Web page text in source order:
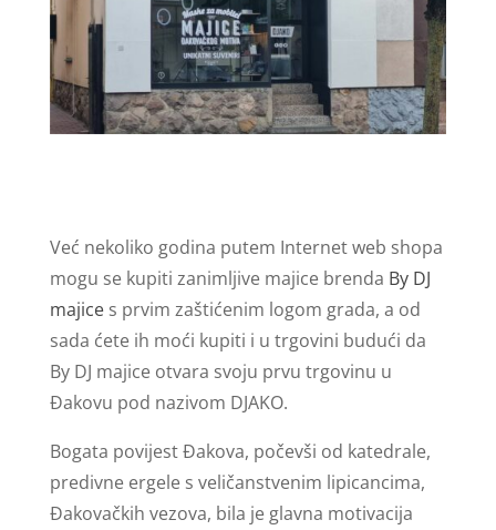
Već nekoliko godina putem Internet web shopa
mogu se kupiti zanimljive majice brenda By DJ
majices prvim zaštićenim logom grada, a od
sada ćete ih moći kupiti i u trgovini budući da
By DJ majice otvara svoju prvu trgovinu u
Đakovu pod nazivom DJAKO.
Bogata povijest Đakova, počevši od katedrale,
predivne ergele s veličanstvenim lipicancima,
Đakovačkih vezova, bila je glavna motivacija